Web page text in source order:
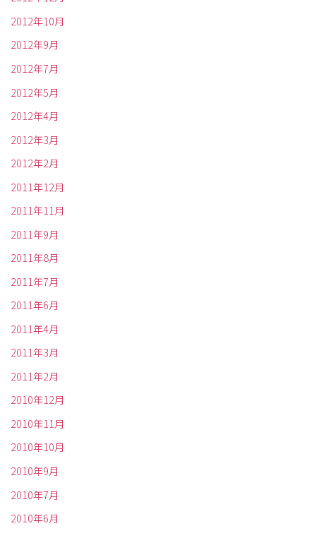
2012年10月
2012年9月
2012年7月
2012年5月
2012年4月
2012年3月
2012年2月
2011年12月
2011年11月
2011年9月
2011年8月
2011年7月
2011年6月
2011年4月
2011年3月
2011年2月
2010年12月
2010年11月
2010年10月
2010年9月
2010年7月
2010年6月